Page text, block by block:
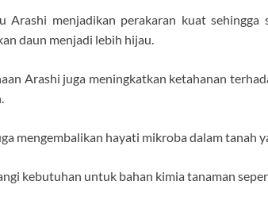
Arashi menjadikan perakaran kuat
daun menjadi lebih hijau.
Arashi juga meningkatkan ketahanan
mengembalikan hayati mikroba dalam tanah
kebutuhan untuk bahan kimia tanaman